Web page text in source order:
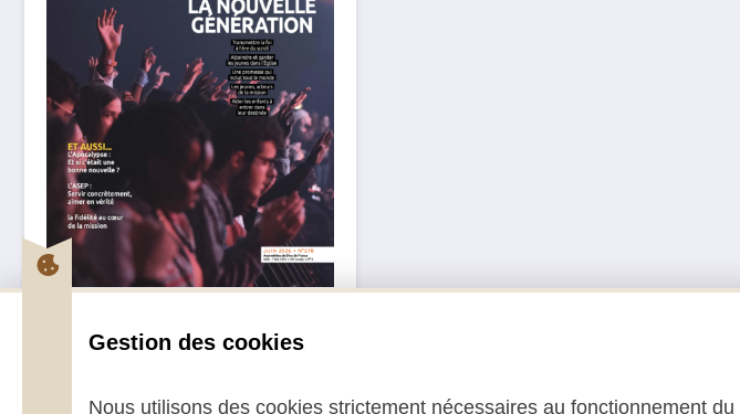
2,70€ – 5,00€
Gestion des cookies
Nous utilisons des cookies strictement nécessaires au fonctionnement